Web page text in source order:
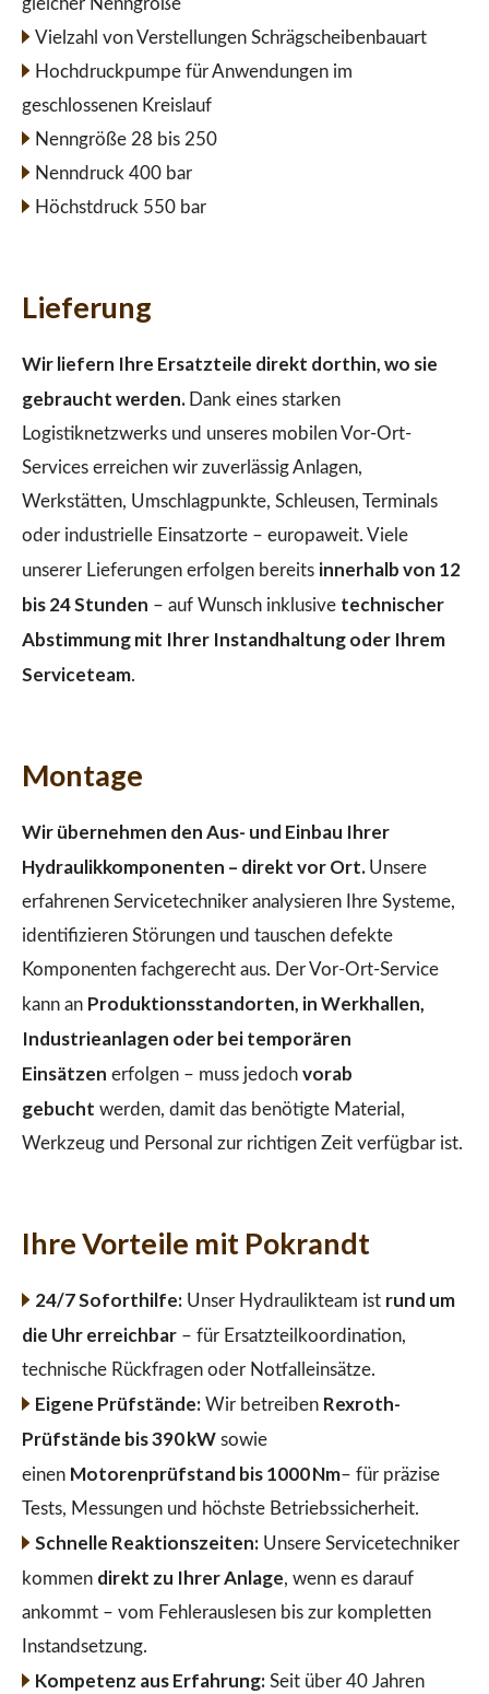
gleicher Nenngröße
Vielzahl von Verstellungen Schrägscheibenbauart
Hochdruckpumpe für Anwendungen im
geschlossenen Kreislauf
Nenngröße 28 bis 250
Nenndruck 400 bar
Höchstdruck 550 bar
Lieferung
Wir liefern Ihre Ersatzteile direkt dorthin, wo sie
gebraucht werden. Dank eines starken
Logistiknetzwerks und unseres mobilen Vor-Ort-
Services erreichen wir zuverlässig Anlagen,
Werkstätten, Umschlagpunkte, Schleusen, Terminals
oder industrielle Einsatzorte – europaweit. Viele
unserer Lieferungen erfolgen bereits innerhalb von 12
bis 24 Stunden – auf Wunsch inklusive technischer
Abstimmung mit Ihrer Instandhaltung oder Ihrem
Serviceteam.
Montage
Wir übernehmen den Aus- und Einbau Ihrer
Hydraulikkomponenten – direkt vor Ort. Unsere
erfahrenen Servicetechniker analysieren Ihre Systeme,
identifizieren Störungen und tauschen defekte
Komponenten fachgerecht aus. Der Vor-Ort-Service
kann an Produktionsstandorten, in Werkhallen,
Industrieanlagen oder bei temporären
Einsätzen erfolgen – muss jedoch vorab
gebucht werden, damit das benötigte Material,
Werkzeug und Personal zur richtigen Zeit verfügbar ist.
Ihre Vorteile mit Pokrandt
24/7 Soforthilfe:Unser Hydraulikteam ist rund um
die Uhr erreichbar – für Ersatzteilkoordination,
technische Rückfragen oder Notfalleinsätze.
Eigene Prüfstände:Wir betreiben Rexroth-
Prüfstände bis 390 kW sowie
einen Motorenprüfstand bis 1000 Nm– für präzise
Tests, Messungen und höchste Betriebssicherheit.
Schnelle Reaktionszeiten:Unsere Servicetechniker
kommen direkt zu Ihrer Anlage, wenn es darauf
ankommt – vom Fehlerauslesen bis zur kompletten
Instandsetzung.
Kompetenz aus Erfahrung:Seit über 40 Jahren